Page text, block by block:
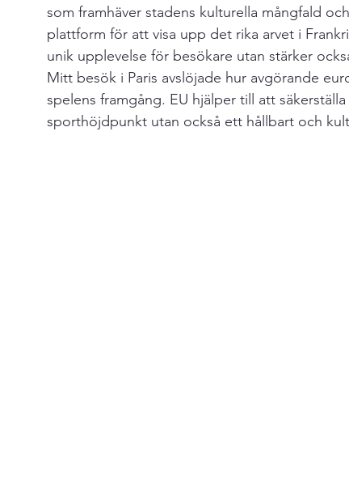
som framhäver stadens kulturella mångfald
plattform för att visa upp det rika arvet i
unik upplevelse för besökare utan stärker
Mitt besök i Paris avslöjade hur avgörande
spelens framgång. EU hjälper till att
sporthöjdpunkt utan också ett hållbart och